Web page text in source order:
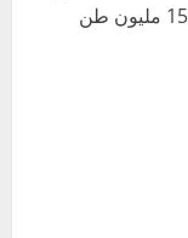
للغاز” بأكثر من الضعف لتصل إلى حوالي 15 مليون طن